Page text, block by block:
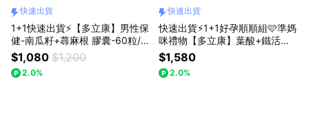
快速出貨
1+1快速出貨⚡【多立康】男性保
健-南瓜籽+蕁麻根 膠囊-60粒/
瓶-2入組 贈莓果風味維他命C+E
-60粒/包
$1,080 $1,200
2.0%
快速出貨
快速出貨⚡1+1好孕順順組🩷準媽
咪禮物【多立康】葉酸+鐵活力
綜合營養軟膠囊+益生菌 贈攜帶
型愛心梳🪮『LINE禮物獨家組
合』|孕婦送禮/懷孕祝福/關心禮
$1,580
2.0%